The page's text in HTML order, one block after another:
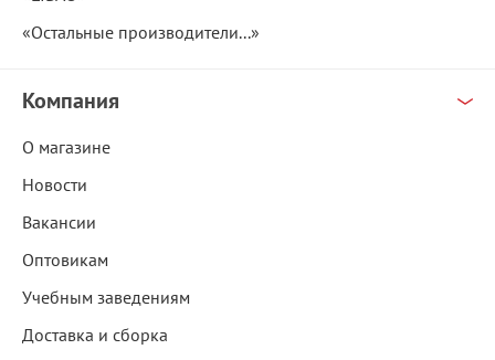
«Остальные производители...»
Компания
О магазине
Новости
Вакансии
Оптовикам
Учебным заведениям
Доставка и сборка